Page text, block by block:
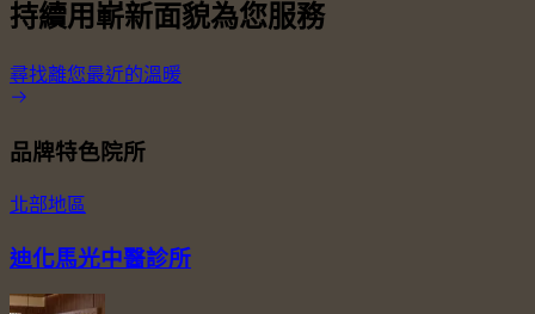
持續用嶄新面貌為您服務
尋找離您最近的溫暖
品牌特色院所
北部地區
迪化馬光中醫診所